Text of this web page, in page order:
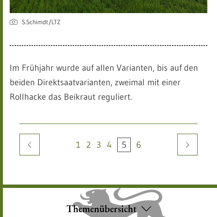
S.Schimdt/LTZ
Im Frühjahr wurde auf allen Varianten, bis auf den
beiden Direktsaatvarianten, zweimal mit einer
Rollhacke das Beikraut reguliert.
Zur Seite
1 Zur Seite
2 Zur Seite
3 Zur Seite
4 Zur Seite
5 Zur Seite
6
Themenübersicht